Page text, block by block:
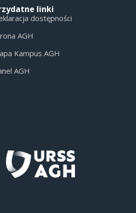
linki
dostępności
AGH
Kampus AGH
AGH